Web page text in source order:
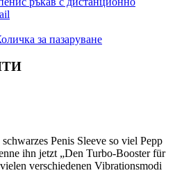
за пазаруване
Penis Sleeve so viel Pepp
ihn jetzt „Den Turbo-Booster für
verschiedenen Vibrationsmodi